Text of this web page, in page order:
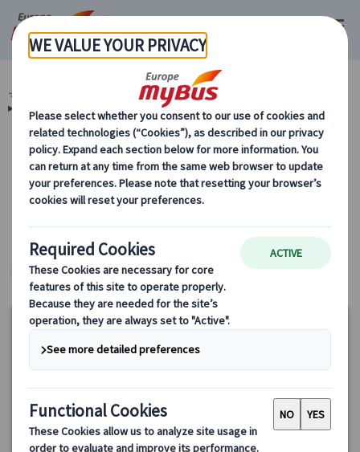
マイバス・ヨーロッパ イタリア (45) フィレンツェ (8)
フィレンツェ発 ウフィツィ美術館 (2)
カテゴリーから探す
市内観光 フィレンツェ発 ウフィツィ美術
ヨーロッパ・プライベートツアー